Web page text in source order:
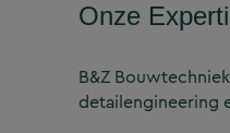
Onze
B&Z
detailengineering